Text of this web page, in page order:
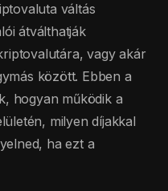
váltás
átválthatják
vagy akár
között. Ebben a
hogyan működik a
milyen díjakkal
ha ezt a